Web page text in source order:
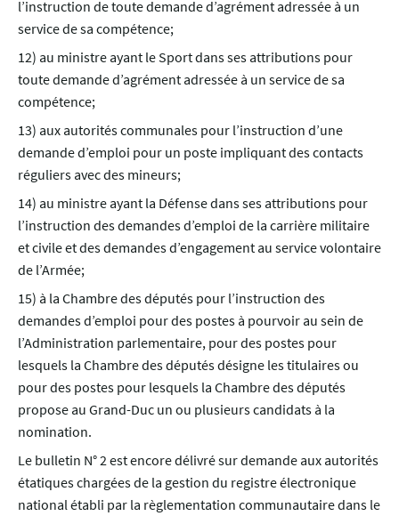
l’instruction de toute demande d’agrément adressée à un
service de sa compétence;
12) au ministre ayant le Sport dans ses attributions pour
toute demande d’agrément adressée à un service de sa
compétence;
13) aux autorités communales pour l’instruction d’une
demande d’emploi pour un poste impliquant des contacts
réguliers avec des mineurs;
14) au ministre ayant la Défense dans ses attributions pour
l’instruction des demandes d’emploi de la carrière militaire
et civile et des demandes d’engagement au service volontaire
de l’Armée;
15) à la Chambre des députés pour l’instruction des
demandes d’emploi pour des postes à pourvoir au sein de
l’Administration parlementaire, pour des postes pour
lesquels la Chambre des députés désigne les titulaires ou
pour des postes pour lesquels la Chambre des députés
propose au Grand-Duc un ou plusieurs candidats à la
nomination.
Le bulletin N° 2 est encore délivré sur demande aux autorités
étatiques chargées de la gestion du registre électronique
national établi par la règlementation communautaire dans le